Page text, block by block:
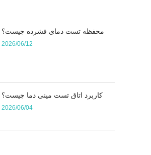
محفظه تست دمای فشرده چیست؟
2026/06/12
کاربرد اتاق تست مینی دما چیست؟
2026/06/04